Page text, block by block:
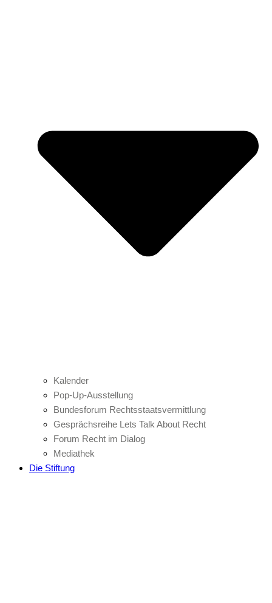
Kalender
Pop-Up-Ausstellung
Bundesforum Rechtsstaatsvermittlung
Gesprächsreihe Lets Talk About Recht
Forum Recht im Dialog
Mediathek
Die Stiftung